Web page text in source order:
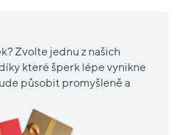
Zvolte jednu z našich
které šperk lépe vynikne
působit promyšleně a